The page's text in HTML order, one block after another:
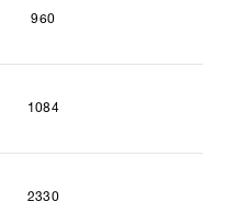
960
1084
2330